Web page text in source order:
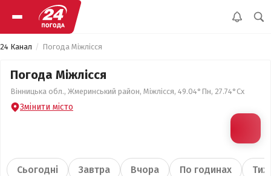
24 Канал Погода Міжлісся
Погода Міжлісся
Вінницька обл., Жмеринський район, Міжлісся, 49.04°Пн, 27.74°Сх
Змінити місто
Сьогодні Завтра Вчора По годинах